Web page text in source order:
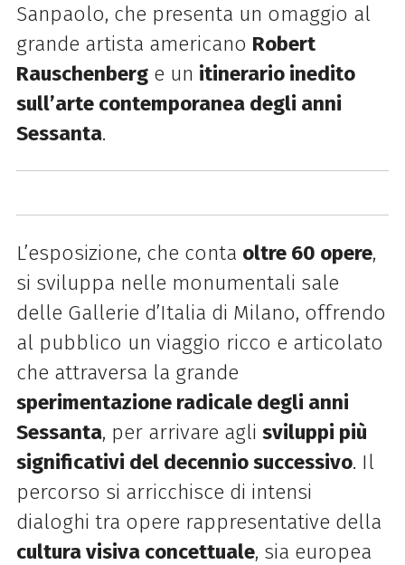
Sanpaolo, che presenta un omaggio al
grande artista americano Robert
Rauschenberge un itinerario inedito
sull’arte contemporanea degli anni
Sessanta.
L’esposizione, che conta oltre 60 opere,
si sviluppa nelle monumentali sale
delle Gallerie d’Italia di Milano, offrendo
al pubblico un viaggio ricco e articolato
che attraversa la grande
sperimentazione radicale degli anni
Sessanta, per arrivare agli sviluppi più
significativi del decennio successivo. Il
percorso si arricchisce di intensi
dialoghi tra opere rappresentative della
cultura visiva concettuale, sia europea